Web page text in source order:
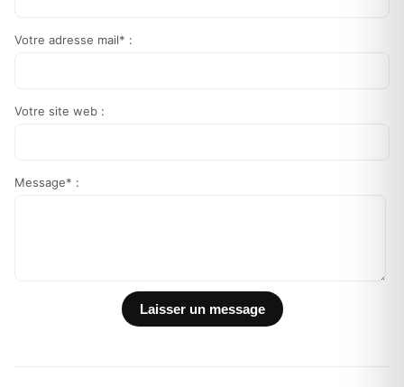
Votre adresse mail* :
Votre site web :
Message* :